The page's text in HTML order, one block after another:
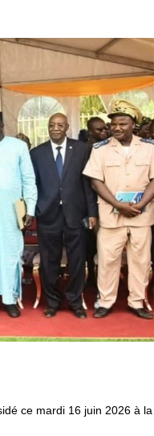
ce mardi 16 juin 2026 à la